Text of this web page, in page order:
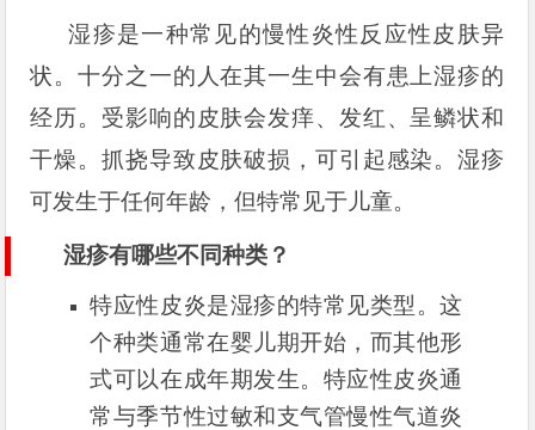
湿疹是一种常见的慢性炎性反应性皮肤异
状。十分之一的人在其一生中会有患上湿疹的
经历。受影响的皮肤会发痒、发红、呈鳞状和
干燥。抓挠导致皮肤破损，可引起感染。湿疹
可发生于任何年龄，但特常见于儿童。
湿疹有哪些不同种类？
特应性皮炎是湿疹的特常见类型。这
个种类通常在婴儿期开始，而其他形
式可以在成年期发生。特应性皮炎通
常与季节性过敏和支气管慢性气道炎